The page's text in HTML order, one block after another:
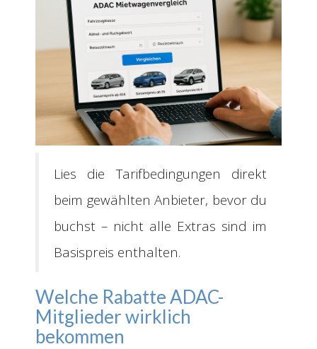
Lies die Tarifbedingungen direkt
beim gewählten Anbieter, bevor du
buchst – nicht alle Extras sind im
Basispreis enthalten.
Welche Rabatte ADAC-
Mitglieder wirklich
bekommen